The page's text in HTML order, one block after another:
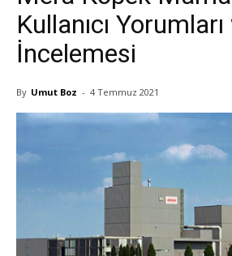
Kullanıcı Yorumları
İncelemesi
By Umut Boz - 4 Temmuz 2021